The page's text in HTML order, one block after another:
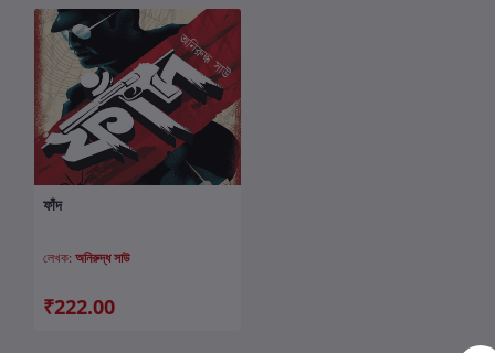
ফাঁদ
লেখক: অনিরুদ্ধ সাউ
₹222.00